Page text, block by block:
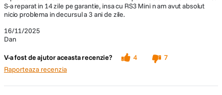
rapida, atasandu-se direct pe axa de inclinare a gimbalului.
Moduri de filmare
DJI RS 4 Mini permite comutarea intre mai multe moduri de filmare:
Mod receptiv: Permite pornirea/opirea filmarii prin gesturi, ideal
16/11/2025
Dan
S-a reparat in 14 zile pe garantie, insa cu RS3 Mini n am avut absolut
nicio problema in decursul a 3 ani de zile.
V-a fost de ajutor aceasta recenzie? 4
7
Raporteaza recenzia